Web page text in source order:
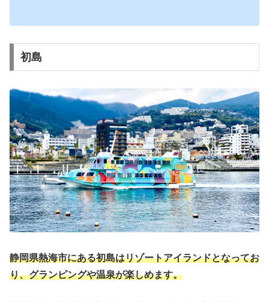
初島
静岡県熱海市にある初島はリゾートアイランドとなってお
り、グランピングや温泉が楽しめます。